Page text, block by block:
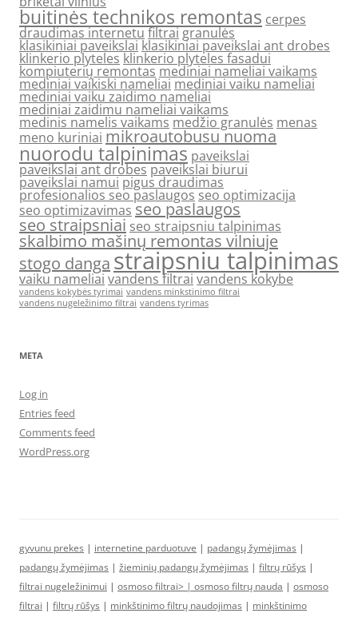
buitinės technikos remontas cerpes
draudimas internetufiltraigranulės
klasikiniai paveikslai klasikiniai paveikslai ant drobes
klinkerio plyteles klinkerio plyteles fasadui
kompiuterių remontas mediniai nameliai vaikams
mediniai vaikiski nameliai mediniai vaiku nameliai
mediniai vaiku zaidimo nameliai
mediniai zaidimu nameliai vaikams
medinis namelis vaikams medžio granulės menas
meno kuriniai mikroautobusu nuoma
nuorodu talpinimas paveikslai
paveikslai ant drobespaveikslai biurui
paveikslai namui pigus draudimas
profesionalios seo paslaugos seo optimizacija
seo optimizavimas seo paslaugos
seo straipsniai seo straipsniu talpinimas
skalbimo mašinų remontas vilniuje
stogo danga straipsniu talpinimas
vaiku nameliai vandens filtrai vandens kokybe
vandens kokybės tyrimai vandens minkstinimo filtrai
vandens nugeležinimo filtrai vandens tyrimas
META
Log in
Entries feed
Comments feed
WordPress.org
gyvunu prekes | internetine parduotuve | padangų žymėjimas |
padangų žymėjimas | žieminių padangų žymėjimas | filtrų rūšys |
filtrai nugeležinimui | osmoso filtrai> | osmoso filtrų nauda | osmoso
filtrai | filtrų rūšys | minkštinimo filtrų naudojimas | minkštinimo